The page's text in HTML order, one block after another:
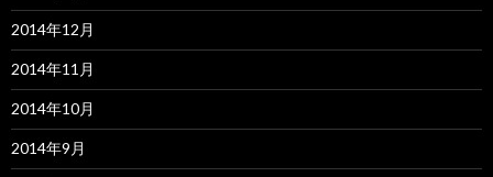
2014年12月
2014年11月
2014年10月
2014年9月